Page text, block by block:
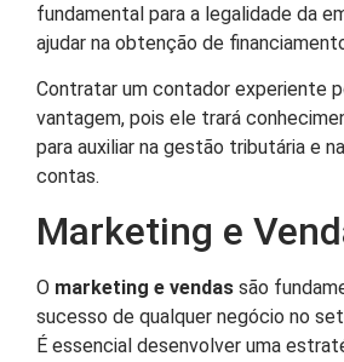
fundamental para a legalidade da
ajudar na obtenção de
Contratar um contador experiente
vantagem, pois ele trará
para auxiliar na gestão tributária e
contas.
Marketing e
O marketing e vendas são
sucesso de qualquer negócio no
É essencial desenvolver uma